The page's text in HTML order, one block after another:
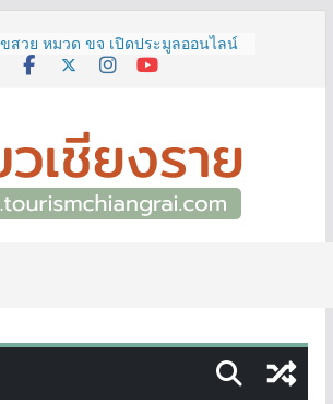
ทท.สำนักงานเชียงราย ชวนเที่ยว
ยงรายหน้าฝน ให้ชุ่มฉ่ำหัวใจไปกับ
All the Feelings” เที่ยวให้สนุก
ขสวย หมวด ขจ เปิดประมูลออนไลน์
วันนี้ เลขเด่น เลขมงคล ความหมาย
ห้เลือกหลากหลายทั้ง 301 หมายเลข
กัด ที่เที่ยวชมงานเทศกาลโล้ชิงช้า
ระดับตลาดสด 100 ปี สู่พิพิธภัณฑ์
ลปะมีชีวิต หนุนเศรษฐกิจสร้างสรรค์